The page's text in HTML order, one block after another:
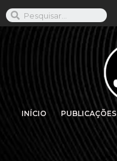
INÍCIO PUBLICAÇÕES